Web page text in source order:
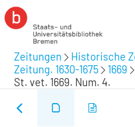
Zeitungen Historische
Zeitung. 1630-1675
1669
St. vet. 1669. Num. 4.